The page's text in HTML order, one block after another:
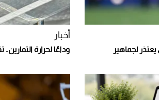
لجماهير
أخبار
وداعًا لحرارة